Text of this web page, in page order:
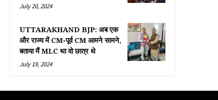
July 20, 2024
UTTARAKHAND BJP: अब एक
और राज्य में CM-पूर्व CM आमने सामने,
बताया मैं MLC था वो छात्र थे
July 19, 2024